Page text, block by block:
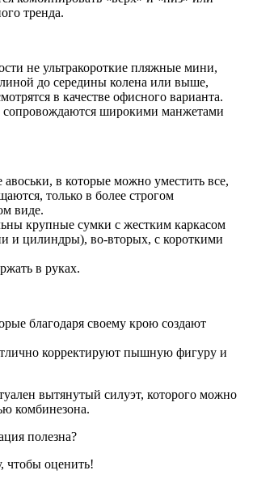
тренда.
не ультракороткие пляжные мини,
до середины колена или выше,
в качестве офисного варианта.
широкими манжетами
в которые можно уместить все,
только в более строгом
виде.
крупные сумки с жестким каркасом
и цилиндры), во-вторых, с короткими
в руках.
благодаря своему крою создают
корректируют пышную фигуру и
вытянутый силуэт, которого можно
комбинезона.
полезна?
чтобы оценить!